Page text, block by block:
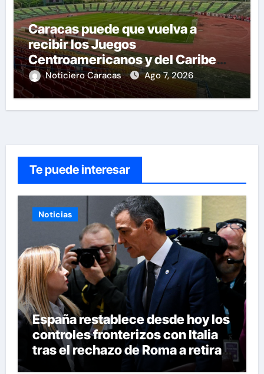
Caracas puede que vuelva a
recibir los Juegos
Centroamericanos y del Caribe
tras mas de 70 años
Noticiero Caracas Ago 7, 2026
Te puede interesar
Noticias
España restablece desde hoy los
controles fronterizos con Italia
tras el rechazo de Roma a retirar
las restricciones